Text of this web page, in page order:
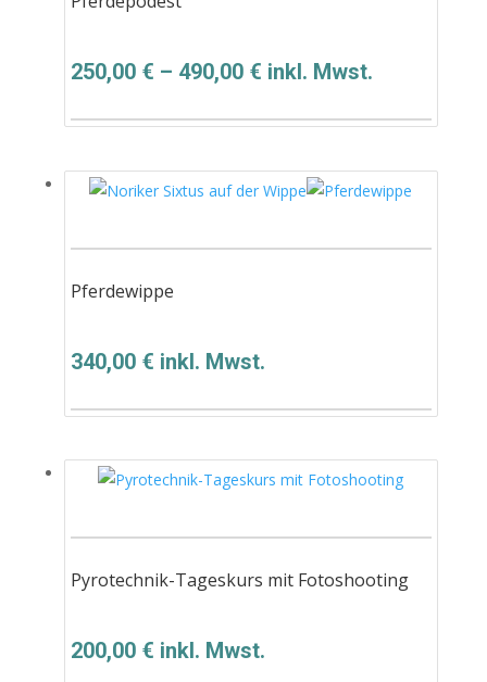
250,00 € – 490,00 € inkl. Mwst.
Pferdewippe
340,00 € inkl. Mwst.
Pyrotechnik-Tageskurs mit Fotoshooting
200,00 € inkl. Mwst.